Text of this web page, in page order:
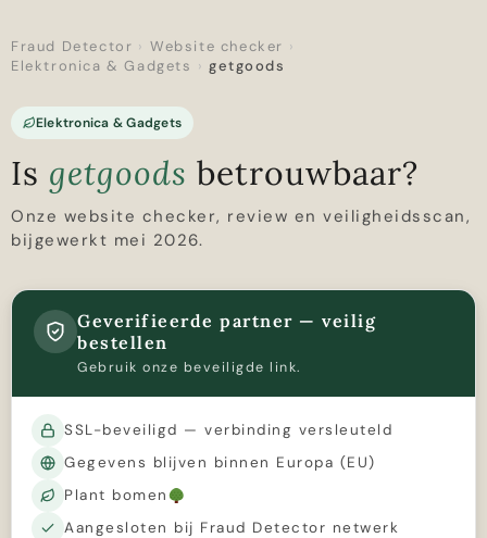
Fraud Detector › Website checker ›
Elektronica & Gadgets › getgoods
Elektronica & Gadgets
Is getgoods betrouwbaar?
Onze website checker, review en veiligheidsscan,
bijgewerkt mei 2026.
Geverifieerde partner — veilig
bestellen
Gebruik onze beveiligde link.
SSL-beveiligd — verbinding versleuteld
Gegevens blijven binnen Europa (EU)
Plant bomen
Aangesloten bij Fraud Detector netwerk